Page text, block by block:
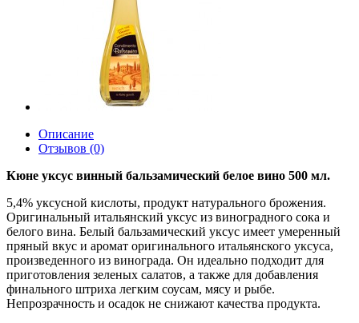
Описание
Отзывов (0)
Кюне уксус винный бальзамический белое вино 500 мл.
5,4% уксусной кислоты, продукт натурального брожения.
Оригинальный итальянский уксус из виноградного сока и
белого вина. Белый бальзамический уксус имеет умеренный
пряный вкус и аромат оригинального итальянского уксуса,
произведенного из винограда. Он идеально подходит для
приготовления зеленых салатов, а также для добавления
финального штриха легким соусам, мясу и рыбе.
Непрозрачность и осадок не снижают качества продукта.